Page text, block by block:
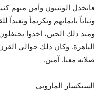
‬وثباتاً بايمانهم وتكريماً
ومنذ ذلك‪ ‬الحين، اخذوا
الباهرة. وكان‪ ‬ذلك حوالي القرن الثاني للميلاد
صلاته معنا. آمين‪.‬
‪السنكسار الماروني